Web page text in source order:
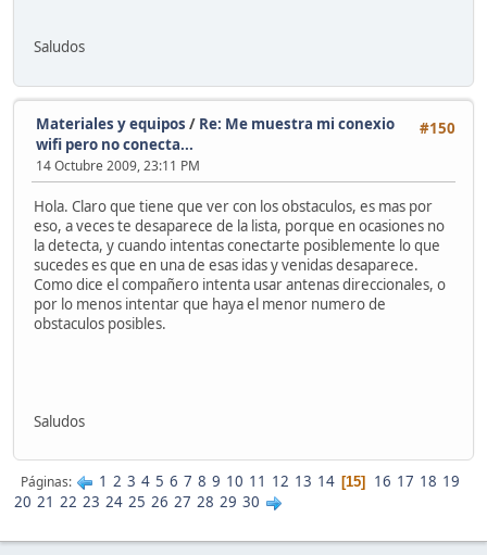
Saludos
#150
Materiales y equipos / Re: Me muestra mi conexio
wifi pero no conecta...
14 Octubre 2009, 23:11 PM
Hola. Claro que tiene que ver con los obstaculos, es mas por
eso, a veces te desaparece de la lista, porque en ocasiones no
la detecta, y cuando intentas conectarte posiblemente lo que
sucedes es que en una de esas idas y venidas desaparece.
Como dice el compañero intenta usar antenas direccionales, o
por lo menos intentar que haya el menor numero de
obstaculos posibles.
Saludos
Páginas 1 2 3 4 5 6 7 8 9 10 11 12 13 14 15 16 17 18 19
20 21 22 23 24 25 26 27 28 29 30